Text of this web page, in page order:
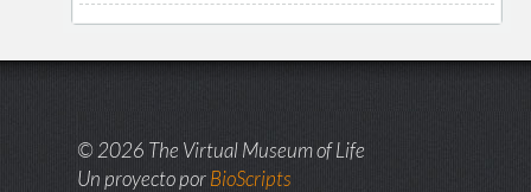
© 2026 The Virtual Museum of Life
Un proyecto porBioScripts